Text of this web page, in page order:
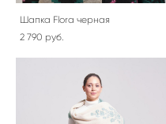
Шапка Flora черная
2 790 pуб.